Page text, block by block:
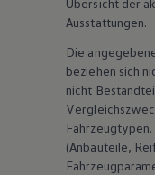
Übersicht der
Ausstattungen.
Die
beziehen sich
nicht
(Anbauteile,